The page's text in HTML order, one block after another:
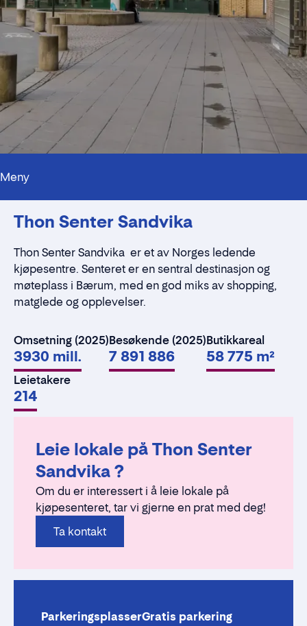
Meny
Alt du trenger å vite
Standleie
Kontaktskjema
Thon Senter Sandvika
Thon Senter Sandvika er et av Norges ledende
kjøpesentre. Senteret er en sentral destinasjon og
møteplass i Bærum, med en god miks av shopping,
matglede og opplevelser.
Omsetning (2025)
3930 mill.
Besøkende (2025)
7 891 886
Butikkareal
58 775 m²
Leietakere
214
Leie lokale på Thon Senter
Sandvika ?
Om du er interessert i å leie lokale på
kjøpesenteret, tar vi gjerne en prat med deg!
Ta kontakt
ParkeringsplasserGratis parkering